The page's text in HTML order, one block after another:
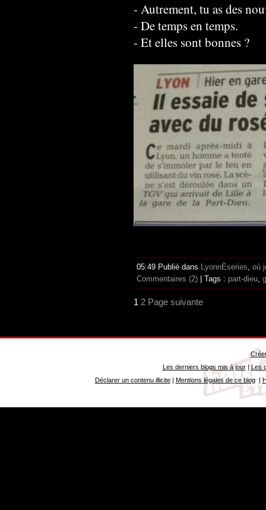
- Autrement, tu as des
- De temps en temps.
- Et elles sont bonnes ?
05:49 Publié dans LyonnÈseries où
Commentaires (2) | Tags : part-dieu
1 2 Page suivante
Les derniers blogs mis à jour| Les
Déclarer un contenu illicite| Mentions légales de ce blog|